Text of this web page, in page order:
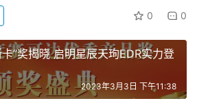
0 0
”奖揭晓 启明星辰天珣EDR实力登
2023年3月3日 下午11:38